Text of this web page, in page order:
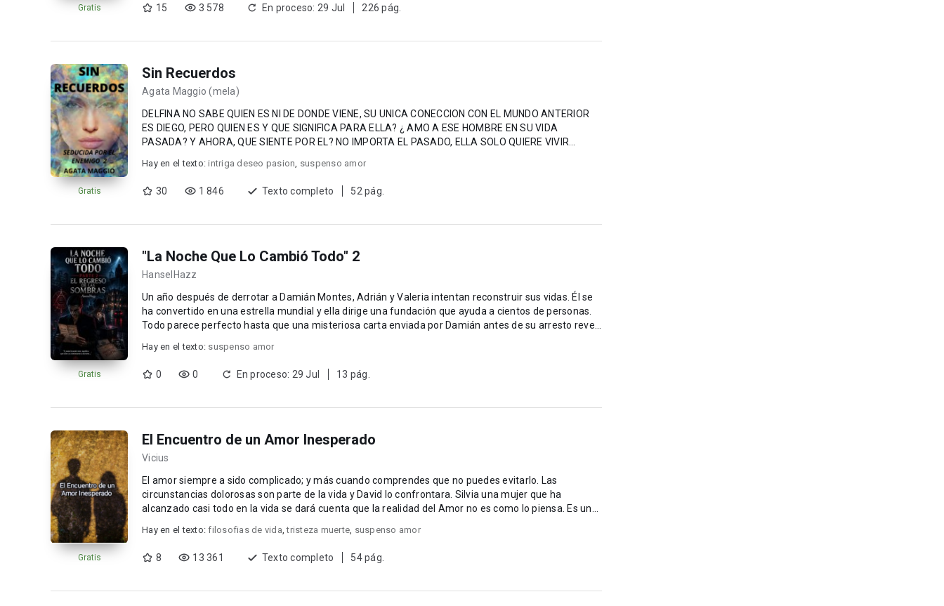
Gratis 15 3 578 En proceso: 29 Jul 226 pág.
Gratis
Sin Recuerdos
Agata Maggio (mela)
DELFINA NO SABE QUIEN ES NI DE DONDE VIENE, SU UNICA CONECCION CON EL MUNDO ANTERIOR
ES DIEGO, PERO QUIEN ES Y QUE SIGNIFICA PARA ELLA? ¿ AMO A ESE HOMBRE EN SU VIDA
PASADA? Y AHORA, QUE SIENTE POR EL? NO IMPORTA EL PASADO, ELLA SOLO QUIERE VIVIR
Hay en el texto:intriga deseo pasion, suspenso amor
30 1 846 Texto completo 52 pág.
Gratis
"La Noche Que Lo Cambió Todo" 2
HanselHazz
Un año después de derrotar a Damián Montes, Adrián y Valeria intentan reconstruir sus vidas. Él se
ha convertido en una estrella mundial y ella dirige una fundación que ayuda a cientos de personas.
Todo parece perfecto hasta que una misteriosa carta enviada por Damián antes de su arresto reve...
Hay en el texto: suspenso amor
0 0 En proceso: 29 Jul 13 pág.
Gratis
El Encuentro de un Amor Inesperado
Vicius
El amor siempre a sido complicado; y más cuando comprendes que no puedes evitarlo. Las
circunstancias dolorosas son parte de la vida y David lo confrontara. Silvia una mujer que ha
alcanzado casi todo en la vida se dará cuenta que la realidad del Amor no es como lo piensa. Es un
Hay en el texto:filosofias de vida,tristeza muerte, suspenso amor
8 13 361 Texto completo 54 pág.